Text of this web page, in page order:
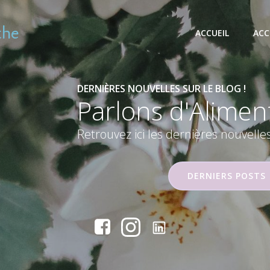
ACCUEIL
DERNIÈRES NOUVELLES SUR LE BLOG !
Parlonsdu
Retrouvez ici les dernières
DERNIERS POSTS